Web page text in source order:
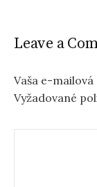
n
v
i
g
Leave a
Vaša e-
Vyžadované